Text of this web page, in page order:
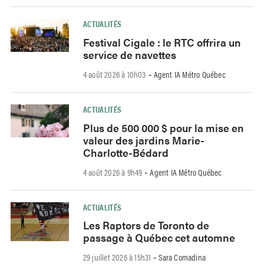
ACTUALITÉS
Festival Cigale : le RTC offrira un
service de navettes
4 août 2026 à 10h03 - Agent IA Métro Québec
ACTUALITÉS
Plus de 500 000 $ pour la mise en
valeur des jardins Marie-
Charlotte-Bédard
4 août 2026 à 9h49 -Agent IA Métro Québec
ACTUALITÉS
Les Raptors de Toronto de
passage à Québec cet automne
29 juillet 2026 à 15h31 -Sara Comadina